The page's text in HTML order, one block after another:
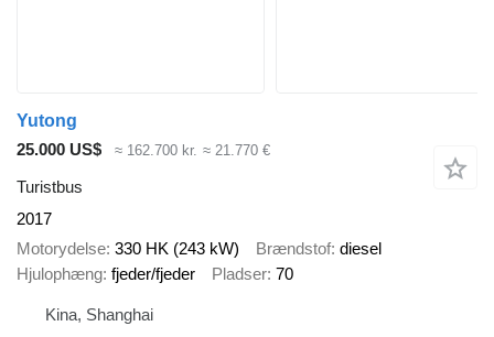
Yutong
25.000 US$
≈ 162.700 kr. ≈ 21.770 €
Turistbus
2017
Motorydelse 330 HK (243 kW) Brændstof diesel
Hjulophæng fjeder/fjeder Pladser 70
Kina, Shanghai